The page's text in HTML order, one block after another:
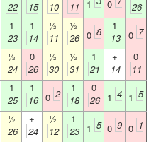
22
15
10
11
1 0
26
1
23
1
14
½
11
½
26 0 8
1
13 0 7
½
24
0
26
½
30
½
31
1
21
+
14
0
11
1
25
1
16 0 2
1
18
0
26
1 4 1 5
½
26
+
24
½
12
1
23
1 5 0 9 0 1